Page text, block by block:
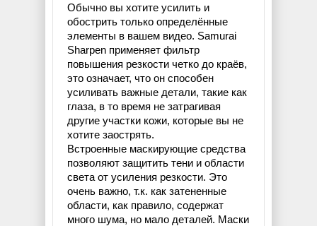
Обычно вы хотите усилить и
обострить только определённые
элементы в вашем видео. Samurai
Sharpen применяет фильтр
повышения резкости четко до краёв,
это означает, что он способен
усиливать важные детали, такие как
глаза, в то время не затрагивая
другие участки кожи, которые вы не
хотите заострять.
Встроенные маскирующие средства
позволяют защитить тени и области
света от усиления резкости. Это
очень важно, т.к. как затененные
области, как правило, содержат
много шума, но мало деталей. Маски